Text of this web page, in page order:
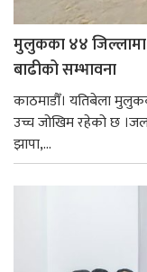
मुलुकका ४४
बाढीको सम्भावना
काठमाडौँ। यतिबेला
उच्च जोखिम रहेको छ ।जल
झापा,...